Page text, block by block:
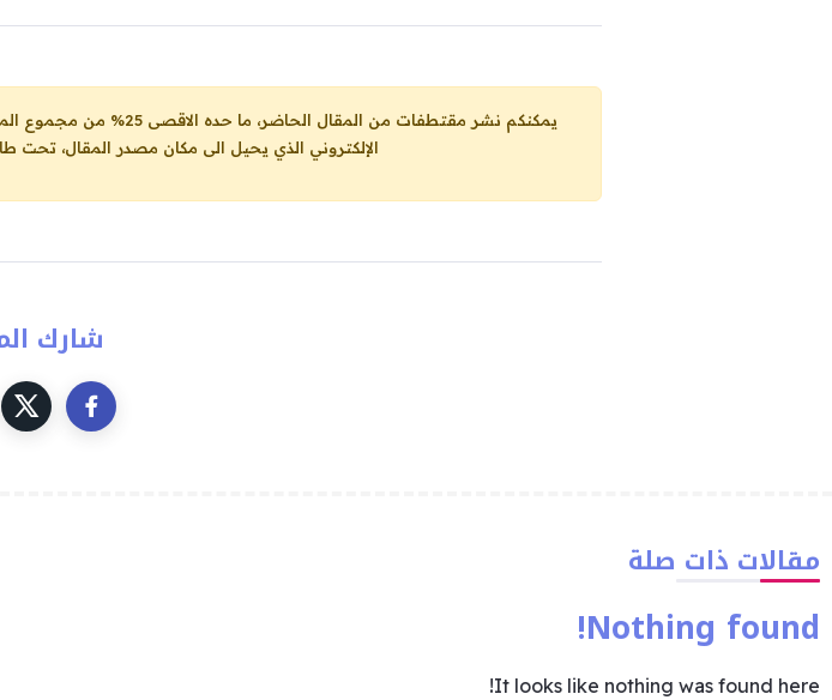
يمكنكم نشر مقتطفات من المقال الحاضر، ما حده الاقصى 25% من مجموع المقال، شرط: ذكر اسم المؤلف والناشر ووضع رابط
الإلكتروني الذي يحيل الى مكان مصدر المقال، تحت
شارك
مقالات ذات صلة
Nothing found!
It looks like nothing was found here!